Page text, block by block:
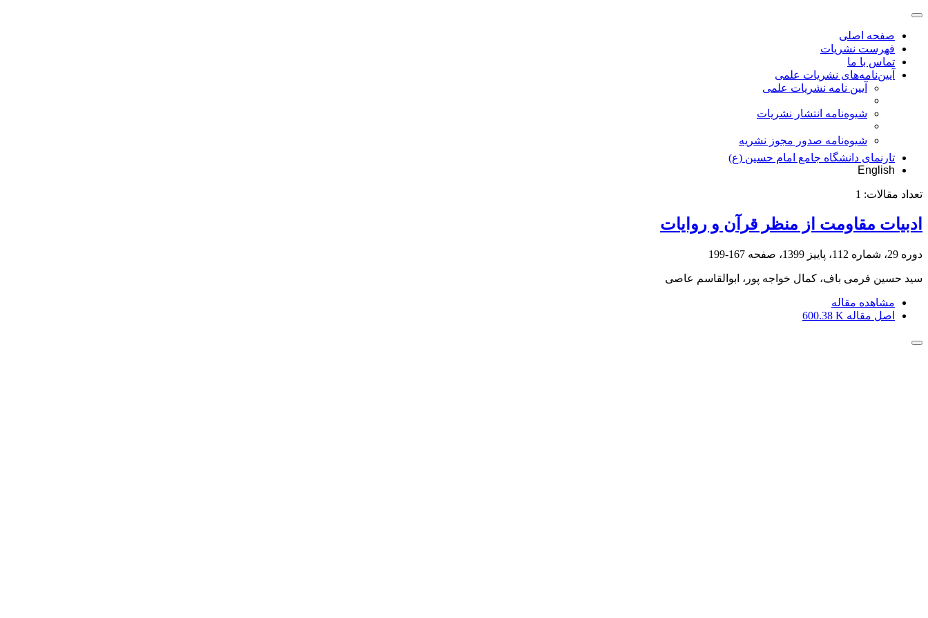
صفحه اصلی
فهرست نشریات
تماس با ما
آیین‌نامه‌های نشریات علمی
آیین نامه نشریات علمی
شیوه‌نامه انتشار نشریات
شیوهنامه صدور مجوز نشریه
تارنمای دانشگاه جامع امام حسین (ع)
English
تعداد مقالات: 1
ادبیات مقاومت از منظر قرآن و روایات
دوره 29، شماره 112، پاییز 1399، صفحه 167-199
سید حسین فرمی باف، کمال خواجه پور، ابوالقاسم عاصی
مشاهده مقاله
اصل مقاله 600.38 K